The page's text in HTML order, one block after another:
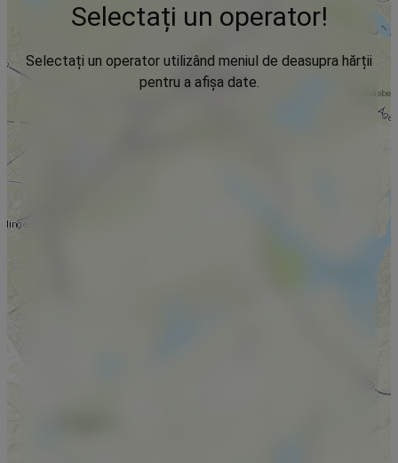
Selectați un operator!
Selectați un operator utilizând meniul de deasupra hărții
pentru a afișa date.